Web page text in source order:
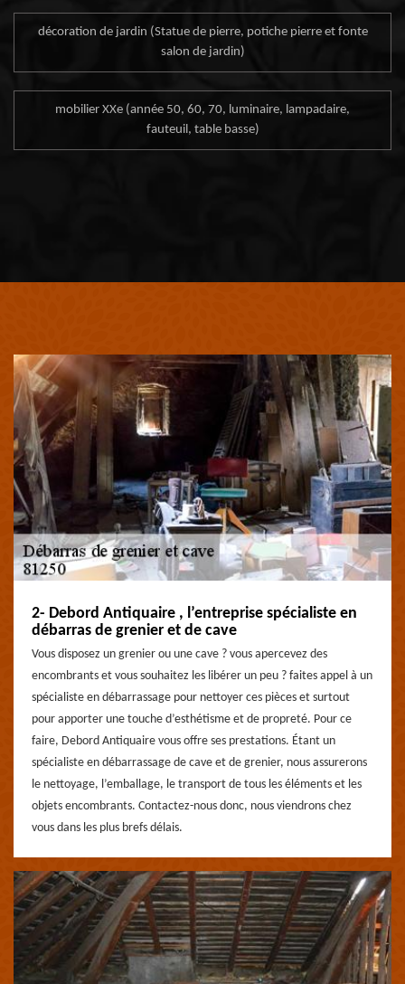
décoration de jardin (Statue de pierre, potiche pierre et fonte
salon de jardin)
mobilier XXe (année 50, 60, 70, luminaire, lampadaire,
fauteuil, table basse)
2- Debord Antiquaire , l’entreprise spécialiste en
débarras de grenier et de cave
Vous disposez un grenier ou une cave ? vous apercevez des
encombrants et vous souhaitez les libérer un peu ? faites appel à un
spécialiste en débarrassage pour nettoyer ces pièces et surtout
pour apporter une touche d’esthétisme et de propreté. Pour ce
faire, Debord Antiquaire vous offre ses prestations. Étant un
spécialiste en débarrassage de cave et de grenier, nous assurerons
le nettoyage, l’emballage, le transport de tous les éléments et les
objets encombrants. Contactez-nous donc, nous viendrons chez
vous dans les plus brefs délais.